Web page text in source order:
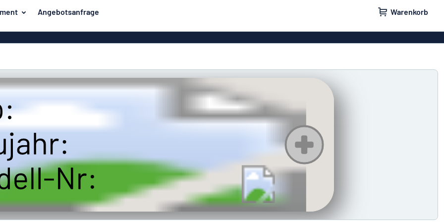
Angebotsanfrage Warenkorb
Hausschilder Türschilder
Strassenschilder
Briefkastenschilder